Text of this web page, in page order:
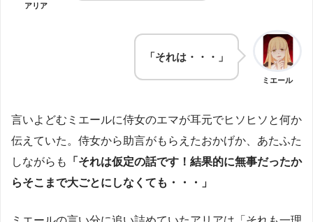
アリア
ミエール
「それは・・・」
言いよどむミエールに侍女のエマが耳元でヒソヒソと何か
伝えていた。侍女から助言がもらえたおかげか、あたふた
しながらも
「それは仮定の話です！結果的に無事だったか
らそこまで大ごとにしなくても・・・」